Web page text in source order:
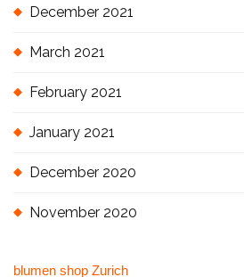
December 2021
March 2021
February 2021
January 2021
December 2020
November 2020
blumen shop Zurich